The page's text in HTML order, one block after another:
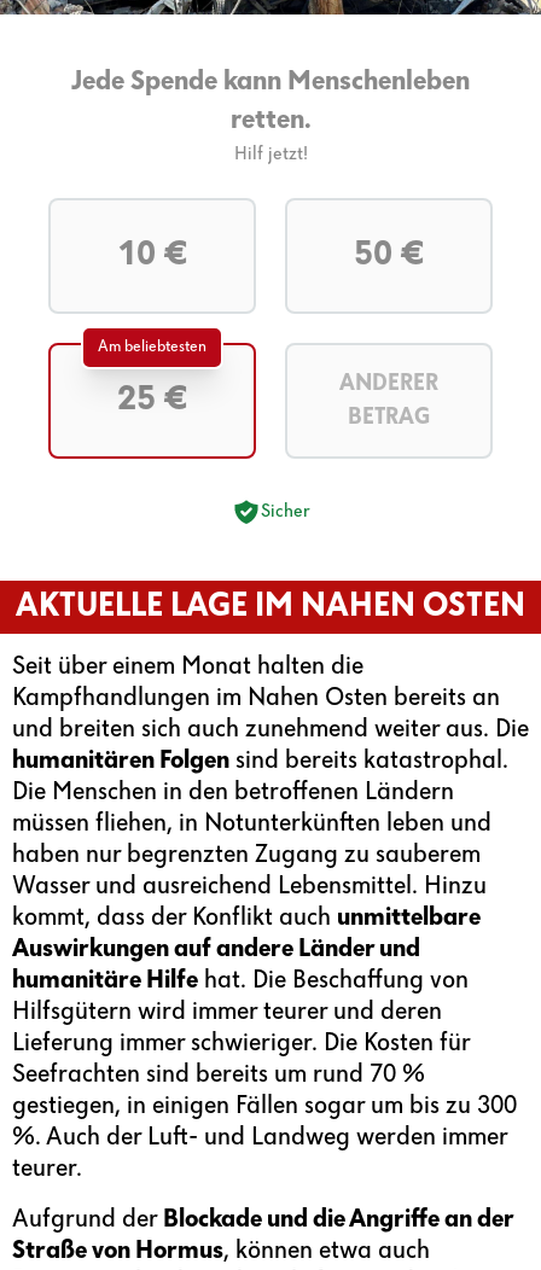
Jede Spende kann Menschenleben
retten.
Hilf jetzt!
10 €
25 €
Am beliebtesten
50 €
ANDERER
BETRAG
Sicher
AKTUELLE LAGE IM NAHEN OSTEN
Seit über einem Monat halten die
Kampfhandlungen im Nahen Osten bereits an
und breiten sich auch zunehmend weiter aus. Die
humanitären Folgen sind bereits katastrophal.
Die Menschen in den betroffenen Ländern
müssen fliehen, in Notunterkünften leben und
haben nur begrenzten Zugang zu sauberem
Wasser und ausreichend Lebensmittel. Hinzu
kommt, dass der Konflikt auch unmittelbare
Auswirkungen auf andere Länder und
humanitäre Hilfe hat. Die Beschaffung von
Hilfsgütern wird immer teurer und deren
Lieferung immer schwieriger. Die Kosten für
Seefrachten sind bereits um rund 70 %
gestiegen, in einigen Fällen sogar um bis zu 300
%. Auch der Luft- und Landweg werden immer
teurer.
Aufgrund der Blockade und die Angriffe an der
Straße von Hormus, können etwa auch